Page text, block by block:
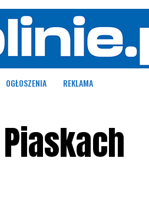
OGŁOSZENIA REKLAMA